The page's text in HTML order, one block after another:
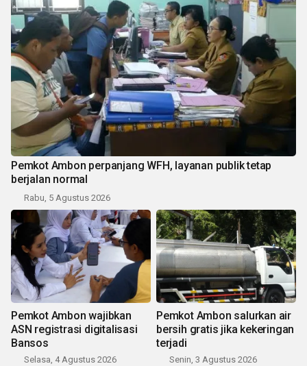
Pemkot Ambon perpanjang WFH, layanan publik tetap
berjalan normal
Rabu, 5 Agustus 2026
Pemkot Ambon wajibkan
ASN registrasi digitalisasi
Bansos
Selasa, 4 Agustus 2026
Pemkot Ambon salurkan air
bersih gratis jika kekeringan
terjadi
Senin, 3 Agustus 2026